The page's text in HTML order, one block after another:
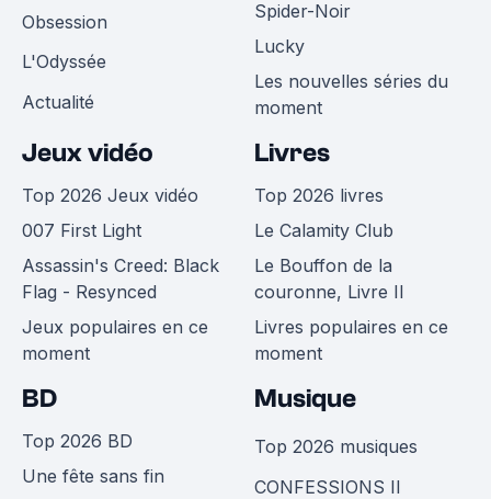
Obsession
L'Odyssée
Actualité
Spider-Noir
Lucky
Les nouvelles séries du
moment
Jeux vidéo
Top 2026 Jeux vidéo
007 First Light
Assassin's Creed: Black
Flag - Resynced
Jeux populaires en ce
moment
Livres
Top 2026 livres
Le Calamity Club
Le Bouffon de la
couronne, Livre II
Livres populaires en ce
moment
BD
Top 2026 BD
Une fête sans fin
Musique
Top 2026 musiques
CONFESSIONS II